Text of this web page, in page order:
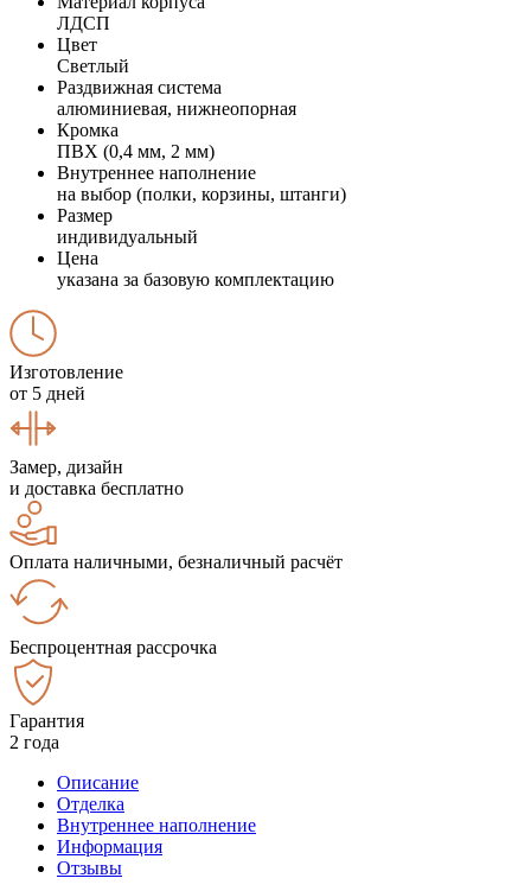
ЛДСП
Цвет
Светлый
Раздвижная система
алюминиевая, нижнеопорная
Кромка
ПВХ (0,4 мм, 2 мм)
Внутреннее наполнение
на выбор (полки, корзины, штанги)
Размер
индивидуальный
Цена
указана за базовую комплектацию
Изготовление
от 5 дней
Замер, дизайн
и доставка бесплатно
Оплата наличными, безналичный расчёт
Беспроцентная рассрочка
Гарантия
2 года
Описание
Отделка
Внутреннее наполнение
Информация
Отзывы